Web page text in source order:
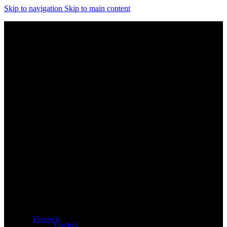
Skip to navigation Skip to main content
Deutsch
English